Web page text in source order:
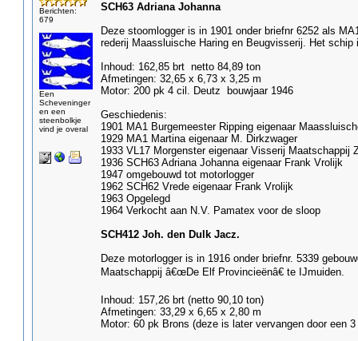
Berichten:
679
Een
Scheveninger
en een
steenbolkje
vind je overal
SCH63 Adriana Johanna
Deze stoomlogger is in 1901 onder briefnr 6252 als
rederij Maassluische Haring en Beugvisserij. Het schip
Inhoud: 162,85 brt netto 84,89 ton
Afmetingen: 32,65 x 6,73 x 3,25 m
Motor: 200 pk 4 cil. Deutz bouwjaar 1946
Geschiedenis:
1901 MA1 Burgemeester Ripping eigenaar
1929 MA1 Martina eigenaar M. Dirkzwager
1933 VL17 Morgenster eigenaar Visserij Maatschappij
1936 SCH63 Adriana Johanna eigenaar Frank Vrolijk
1947 omgebouwd tot motorlogger
1962 SCH62 Vrede eigenaar Frank Vrolijk
1963 Opgelegd
1964 Verkocht aan N.V. Pamatex voor de sloop
SCH412 Joh. den Dulk Jacz.
Deze motorlogger is in 1916 onder briefnr. 5339
Maatschappij â€œDe Elf Provincieënâ€ te IJmuiden.
Inhoud: 157,26 brt (netto 90,10 ton)
Afmetingen: 33,29 x 6,65 x 2,80 m
Motor: 60 pk Brons (deze is later vervangen door een